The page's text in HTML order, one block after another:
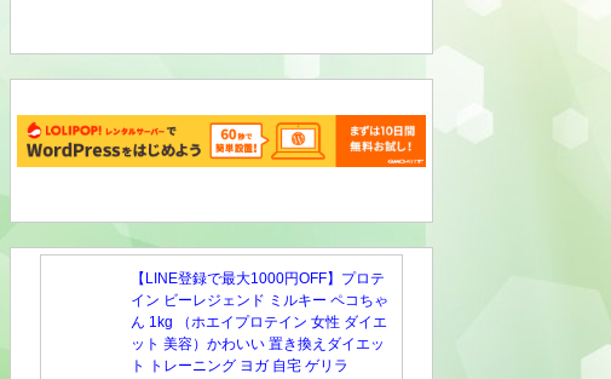
【LINE登録で最大1000円OFF】プロテ
イン ビーレジェンド ミルキー ペコちゃ
ん 1kg （ホエイプロテイン 女性 ダイエ
ット 美容）かわいい 置き換えダイエッ
ト トレーニング ヨガ 自宅 ゲリラ